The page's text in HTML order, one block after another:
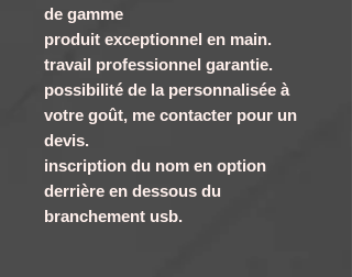
de gamme
produit exceptionnel en main.
travail professionnel garantie.
possibilité de la personnalisée à
votre goût, me contacter pour un
devis.
inscription du nom en option
derrière en dessous du
branchement usb.